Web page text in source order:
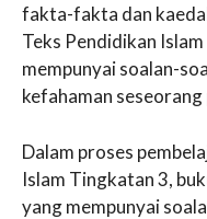
fakta-fakta dan
Teks Pendidikan
mempunyai soalan-
kefahaman seseorang
Dalam proses
Islam Tingkatan 3,
yang mempunyai